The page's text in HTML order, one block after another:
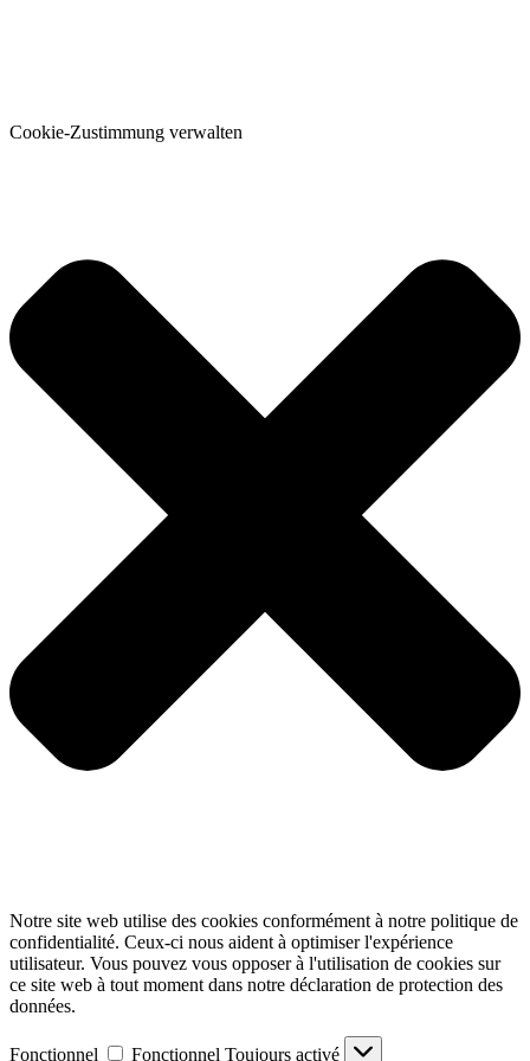
Cookie-Zustimmung verwalten
Notre site web utilise des cookies conformément à notre politique de
confidentialité. Ceux-ci nous aident à optimiser l'expérience
utilisateur. Vous pouvez vous opposer à l'utilisation de cookies sur
ce site web à tout moment dans notre déclaration de protection des
données.
Fonctionnel Fonctionnel Toujours activé